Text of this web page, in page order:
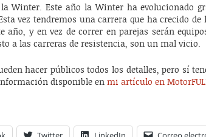
Winter. Este año la Winter ha evolucionado
vez tendremos una carrera que ha crecido
año, y en vez de correr en parejas serán
a las carreras de resistencia, son un mal vicio.
hacer públicos todos los detalles, pero sí
disponible en mi artículo en